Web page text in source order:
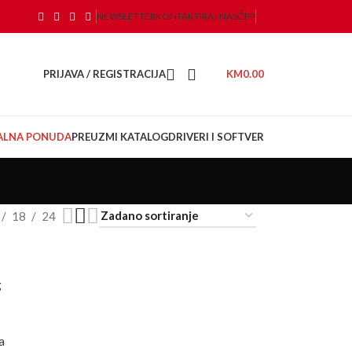
NEWSLETTERKONTAKTIRAJ NASČPP
PRIJAVA / REGISTRACIJA KM0.00
PONUDAPREUZMI KATALOGDRIVERI I SOFTVER
18 24